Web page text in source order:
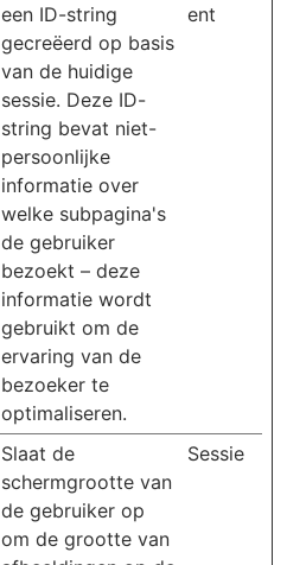
een ID-string
gecreëerd op basis
van de huidige
sessie. Deze ID-
string bevat niet-
persoonlijke
informatie over
welke subpagina's
de gebruiker
bezoekt – deze
informatie wordt
gebruikt om de
ervaring van de
bezoeker te
optimaliseren.
ent
Slaat de
schermgrootte van
de gebruiker op
om de grootte van
Sessie